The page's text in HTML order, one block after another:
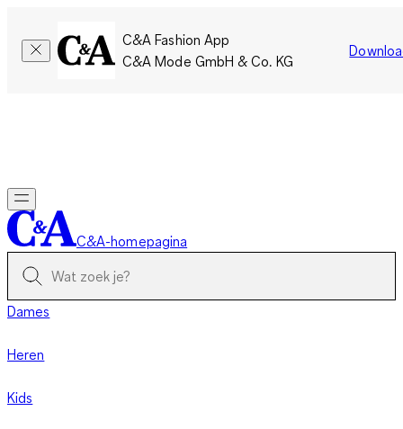
C&A Fashion App
C&A Mode GmbH & Co. KG
C&A-homepagina
Dames
Heren
Kids